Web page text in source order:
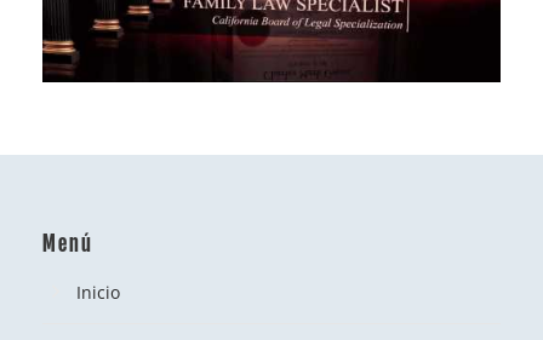
Menú
Inicio